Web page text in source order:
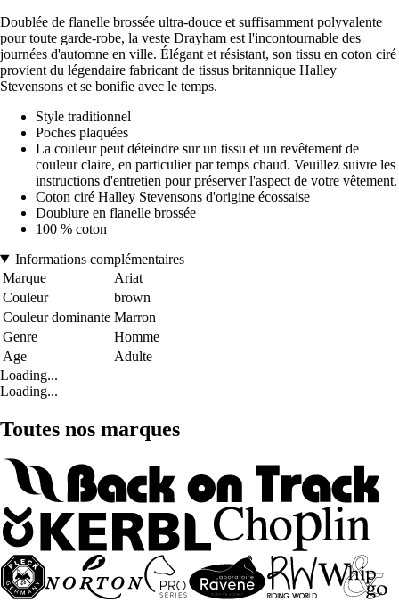
Doublée de flanelle brossée ultra-douce et suffisamment polyvalente
pour toute garde-robe, la veste Drayham est l'incontournable des
journées d'automne en ville. Élégant et résistant, son tissu en coton ciré
provient du légendaire fabricant de tissus britannique Halley
Stevensons et se bonifie avec le temps.
Style traditionnel
Poches plaquées
La couleur peut déteindre sur un tissu et un revêtement de
couleur claire, en particulier par temps chaud. Veuillez suivre les
instructions d'entretien pour préserver l'aspect de votre vêtement.
Coton ciré Halley Stevensons d'origine écossaise
Doublure en flanelle brossée
100 % coton
Informations complémentaires
Marque
Ariat
Couleur
brown
Couleur dominante Marron
Genre
Homme
Age
Adulte
Loading...
Loading...
Toutes nos marques